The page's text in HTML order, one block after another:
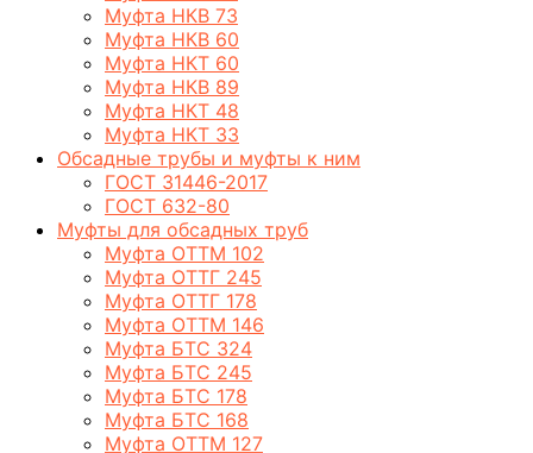
Муфта НКВ 73
Муфта НКВ 60
Муфта НКТ 60
Муфта НКВ 89
Муфта НКТ 48
Муфта НКТ 33
Обсадные трубы и муфты к ним
ГОСТ 31446-2017
ГОСТ 632-80
Муфты для обсадных труб
Муфта ОТТМ 102
Муфта ОТТГ 245
Муфта ОТТГ 178
Муфта ОТТМ 146
Муфта БТС 324
Муфта БТС 245
Муфта БТС 178
Муфта БТС 168
Муфта ОТТМ 127